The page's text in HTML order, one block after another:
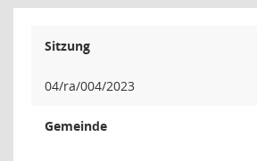
Sitzung
04/ra/004/2023
Gemeinde